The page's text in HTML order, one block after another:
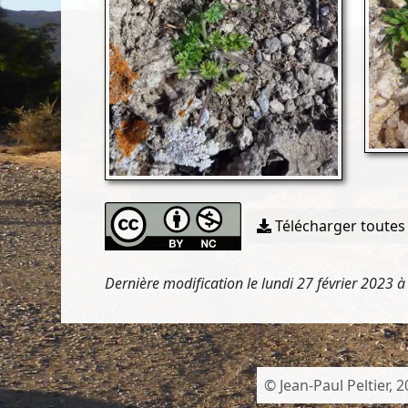
Télécharger
Dernière modification le lundi 27 février 2023
© Jean-Paul Peltier,